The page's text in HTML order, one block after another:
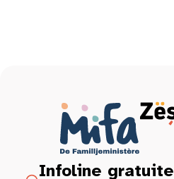
Infoline gratuite